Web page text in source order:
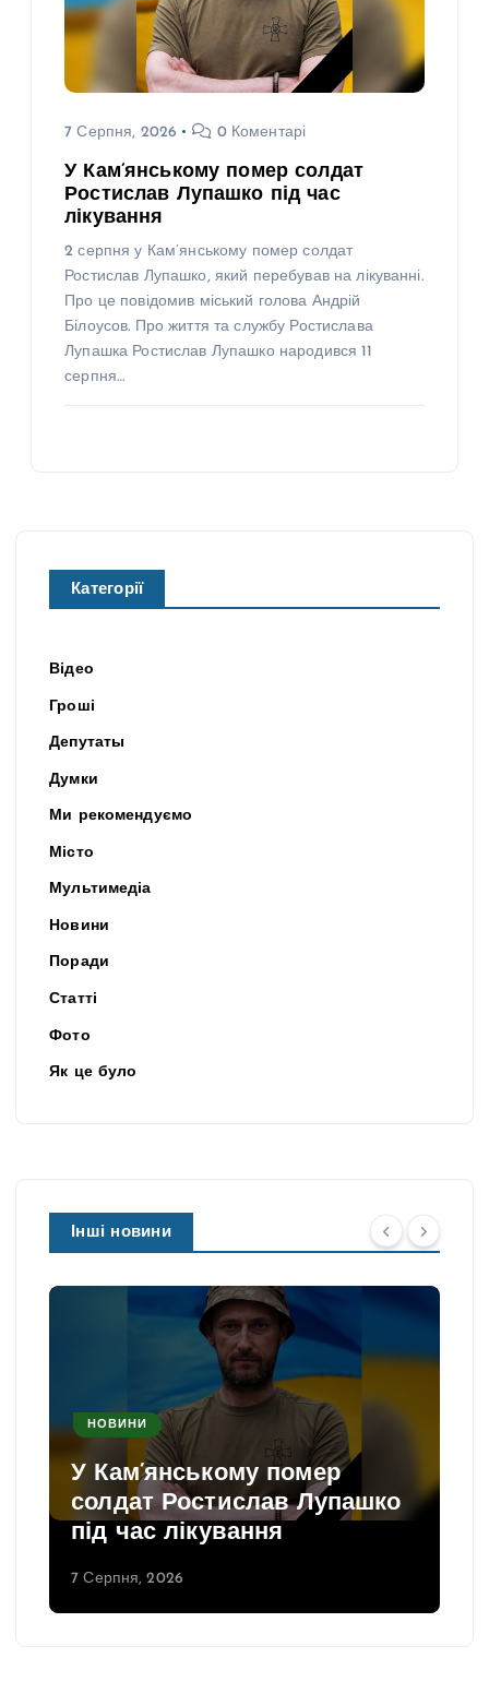
7 Серпня, 2026 0 Коментарі
У Кам’янському помер солдат
Ростислав Лупашко під час
лікування
2 серпня у Кам’янському помер солдат
Ростислав Лупашко, який перебував на лікуванні.
Про це повідомив міський голова Андрій
Білоусов. Про життя та службу Ростислава
Лупашка Ростислав Лупашко народився 11
серпня…
Категорії
Відео
Гроші
Депутаты
Думки
Ми рекомендуємо
Місто
Мультимедіа
Новини
Поради
Статті
Фото
Як це було
Інші новини
НОВИНИ
У Кам’янському помер
солдат Ростислав Лупашко
під час лікування
7 Серпня, 2026